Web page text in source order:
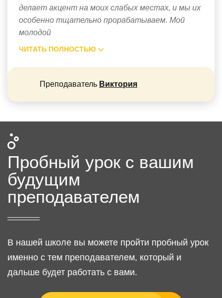
делает акцент на моих слабых местах, и мы их
особенно тщательно прорабатываем. Мой
молодой
ЧИТАТЬ ПОЛНОСТЬЮ
Преподаватель Виктория
Пробный урок с вашим
будущим
преподавателем
В нашей школе вы можете пройти пробный урок
именно с тем преподавателем, который и
дальше будет работать с вами.